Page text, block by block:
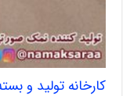
کارخانه تولید و